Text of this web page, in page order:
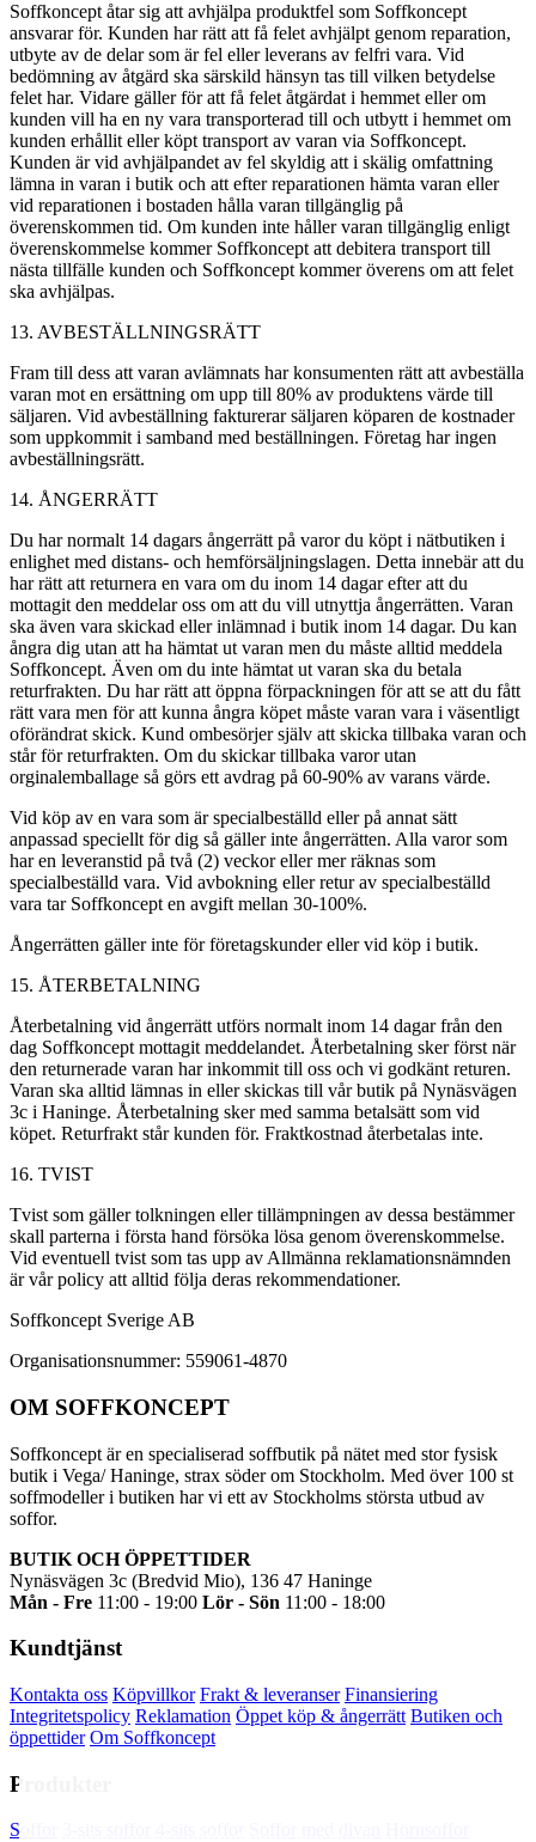
Soffkoncept åtar sig att avhjälpa produktfel som Soffkoncept
ansvarar för. Kunden har rätt att få felet avhjälpt genom reparation,
utbyte av de delar som är fel eller leverans av felfri vara. Vid
bedömning av åtgärd ska särskild hänsyn tas till vilken betydelse
felet har. Vidare gäller för att få felet åtgärdat i hemmet eller om
kunden vill ha en ny vara transporterad till och utbytt i hemmet om
kunden erhållit eller köpt transport av varan via Soffkoncept.
Kunden är vid avhjälpandet av fel skyldig att i skälig omfattning
lämna in varan i butik och att efter reparationen hämta varan eller
vid reparationen i bostaden hålla varan tillgänglig på
överenskommen tid. Om kunden inte håller varan tillgänglig enligt
överenskommelse kommer Soffkoncept att debitera transport till
nästa tillfälle kunden och Soffkoncept kommer överens om att felet
ska avhjälpas.
13. AVBESTÄLLNINGSRÄTT
Fram till dess att varan avlämnats har konsumenten rätt att avbeställa
varan mot en ersättning om upp till 80% av produktens värde till
säljaren. Vid avbeställning fakturerar säljaren köparen de kostnader
som uppkommit i samband med beställningen. Företag har ingen
avbeställningsrätt.
14. ÅNGERRÄTT
Du har normalt 14 dagars ångerrätt på varor du köpt i nätbutiken i
enlighet med distans- och hemförsäljningslagen. Detta innebär att du
har rätt att returnera en vara om du inom 14 dagar efter att du
mottagit den meddelar oss om att du vill utnyttja ångerrätten. Varan
ska även vara skickad eller inlämnad i butik inom 14 dagar. Du kan
ångra dig utan att ha hämtat ut varan men du måste alltid meddela
Soffkoncept. Även om du inte hämtat ut varan ska du betala
returfrakten. Du har rätt att öppna förpackningen för att se att du fått
rätt vara men för att kunna ångra köpet måste varan vara i väsentligt
oförändrat skick. Kund ombesörjer själv att skicka tillbaka varan och
står för returfrakten. Om du skickar tillbaka varor utan
orginalemballage så görs ett avdrag på 60-90% av varans värde.
Vid köp av en vara som är specialbeställd eller på annat sätt
anpassad speciellt för dig så gäller inte ångerrätten. Alla varor som
har en leveranstid på två (2) veckor eller mer räknas som
specialbeställd vara. Vid avbokning eller retur av specialbeställd
vara tar Soffkoncept en avgift mellan 30-100%.
Ångerrätten gäller inte för företagskunder eller vid köp i butik.
15. ÅTERBETALNING
Återbetalning vid ångerrätt utförs normalt inom 14 dagar från den
dag Soffkoncept mottagit meddelandet. Återbetalning sker först när
den returnerade varan har inkommit till oss och vi godkänt returen.
Varan ska alltid lämnas in eller skickas till vår butik på Nynäsvägen
3c i Haninge. Återbetalning sker med samma betalsätt som vid
köpet. Returfrakt står kunden för. Fraktkostnad återbetalas inte.
16. TVIST
Tvist som gäller tolkningen eller tillämpningen av dessa bestämmer
skall parterna i första hand försöka lösa genom överenskommelse.
Vid eventuell tvist som tas upp av Allmänna reklamationsnämnden
är vår policy att alltid följa deras rekommendationer.
Soffkoncept Sverige AB
Organisationsnummer: 559061-4870
OM SOFFKONCEPT
Soffkoncept är en specialiserad soffbutik på nätet med stor fysisk
butik i Vega/ Haninge, strax söder om Stockholm. Med över 100 st
soffmodeller i butiken har vi ett av Stockholms största utbud av
soffor.
BUTIK OCH ÖPPETTIDER
Nynäsvägen 3c (Bredvid Mio), 136 47 Haninge
Mån - Fre 11:00 - 19:00 Lör - Sön 11:00 - 18:00
Kundtjänst
Kontakta oss Köpvillkor Frakt & leveranser Finansiering
Integritetspolicy Reklamation Öppet köp & ångerrätt Butiken och
öppettider Om Soffkoncept
Produkter
Soffor